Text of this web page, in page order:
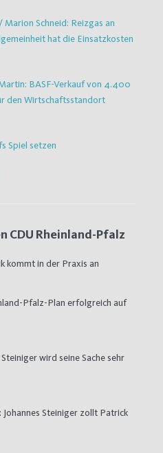
Schneid: Reizgas an
hat die Einsatzkosten
BASF-Verkauf von 4.400
den Wirtschaftsstandort
Spiel setzen
CDU Rheinland-Pfalz
kommt in der Praxis an
Pfalz-Plan erfolgreich auf
wird seine Sache sehr
Steiniger zollt Patrick